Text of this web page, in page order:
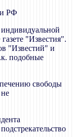
РФ
"Известия".
"Известий" и
подобные
свободы